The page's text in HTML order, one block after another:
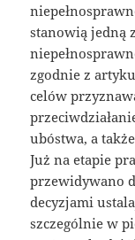
stanowią jedną
zgodnie z
celów
ubóstwa, a
Już na etapie
przewidywano
decyzjami
szczególnie w